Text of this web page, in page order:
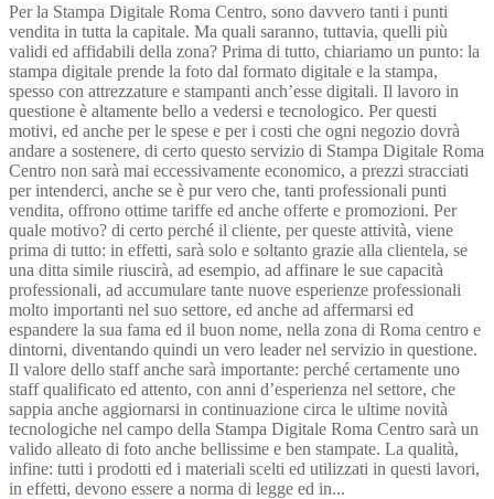
Per la Stampa Digitale Roma Centro, sono davvero tanti i punti
vendita in tutta la capitale. Ma quali saranno, tuttavia, quelli più
validi ed affidabili della zona? Prima di tutto, chiariamo un punto: la
stampa digitale prende la foto dal formato digitale e la stampa,
spesso con attrezzature e stampanti anch’esse digitali. Il lavoro in
questione è altamente bello a vedersi e tecnologico. Per questi
motivi, ed anche per le spese e per i costi che ogni negozio dovrà
andare a sostenere, di certo questo servizio di Stampa Digitale Roma
Centro non sarà mai eccessivamente economico, a prezzi stracciati
per intenderci, anche se è pur vero che, tanti professionali punti
vendita, offrono ottime tariffe ed anche offerte e promozioni. Per
quale motivo? di certo perché il cliente, per queste attività, viene
prima di tutto: in effetti, sarà solo e soltanto grazie alla clientela, se
una ditta simile riuscirà, ad esempio, ad affinare le sue capacità
professionali, ad accumulare tante nuove esperienze professionali
molto importanti nel suo settore, ed anche ad affermarsi ed
espandere la sua fama ed il buon nome, nella zona di Roma centro e
dintorni, diventando quindi un vero leader nel servizio in questione.
Il valore dello staff anche sarà importante: perché certamente uno
staff qualificato ed attento, con anni d’esperienza nel settore, che
sappia anche aggiornarsi in continuazione circa le ultime novità
tecnologiche nel campo della Stampa Digitale Roma Centro sarà un
valido alleato di foto anche bellissime e ben stampate. La qualità,
infine: tutti i prodotti ed i materiali scelti ed utilizzati in questi lavori,
in effetti, devono essere a norma di legge ed in...